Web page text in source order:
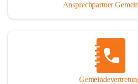
Ansprechpartner